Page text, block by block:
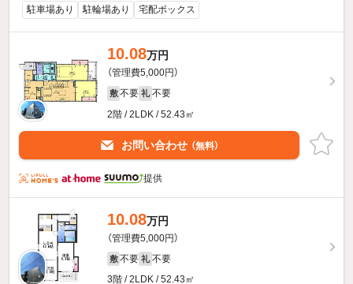
駐車場あり 駐輪場あり 宅配ボックス
10.08万円
（管理費5,000円）
敷 不要 礼 不要
2階 / 2LDK / 52.43㎡
お問い合わせ （無料）
提供
10.08万円
（管理費5,000円）
敷 不要 礼 不要
3階 / 2LDK / 52.43㎡